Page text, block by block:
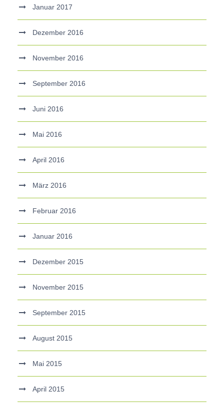
Januar 2017
Dezember 2016
November 2016
September 2016
Juni 2016
Mai 2016
April 2016
März 2016
Februar 2016
Januar 2016
Dezember 2015
November 2015
September 2015
August 2015
Mai 2015
April 2015